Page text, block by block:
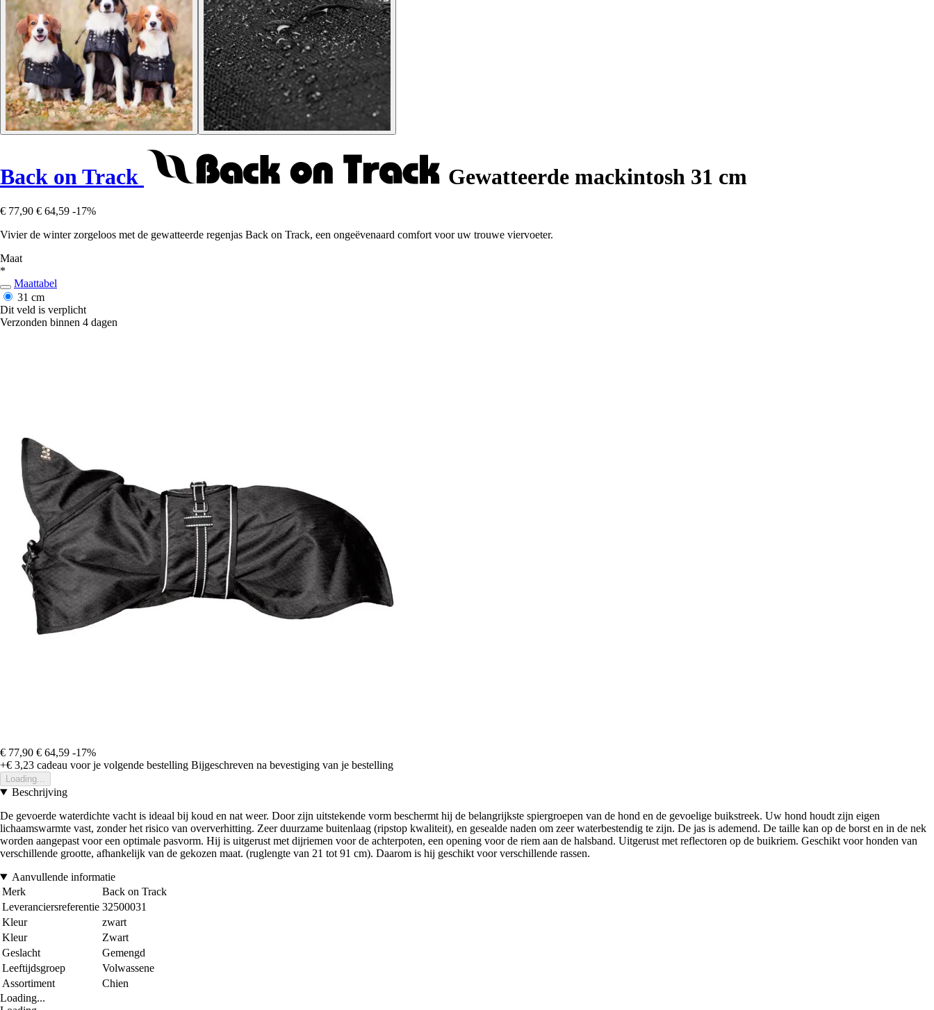
Back on Track Gewatteerde mackintosh 31 cm
€ 77,90 € 64,59 -17%
Vivier de winter zorgeloos met de gewatteerde regenjas Back on Track, een ongeëvenaard comfort voor uw trouwe viervoeter.
Maat
*
Maattabel
31 cm
Dit veld is verplicht
Verzonden binnen 4 dagen
€ 77,90 € 64,59 -17%
+€ 3,23 cadeau voor je volgende bestelling Bijgeschreven na bevestiging van je bestelling
Loading...
Beschrijving
De gevoerde waterdichte vacht is ideaal bij koud en nat weer. Door zijn uitstekende vorm beschermt hij de belangrijkste spiergroepen van de hond en de gevoelige buikstreek. Uw hond houdt zijn eigen
lichaamswarmte vast, zonder het risico van oververhitting. Zeer duurzame buitenlaag (ripstop kwaliteit), en gesealde naden om zeer waterbestendig te zijn. De jas is ademend. De taille kan op de borst en in de nek
worden aangepast voor een optimale pasvorm. Hij is uitgerust met dijriemen voor de achterpoten, een opening voor de riem aan de halsband. Uitgerust met reflectoren op de buikriem. Geschikt voor honden van
verschillende grootte, afhankelijk van de gekozen maat. (ruglengte van 21 tot 91 cm). Daarom is hij geschikt voor verschillende rassen.
Aanvullende informatie
Merk
Back on Track
Leveranciersreferentie 32500031
Kleur
zwart
Kleur
Zwart
Geslacht
Gemengd
Leeftijdsgroep
Volwassene
Assortiment
Chien
Loading...